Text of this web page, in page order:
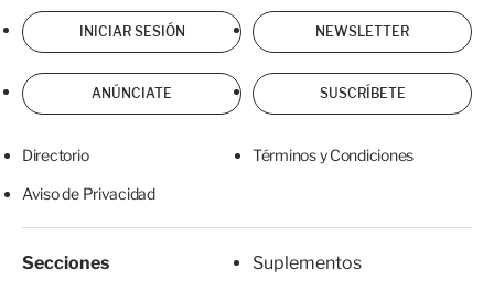
INICIAR SESIÓN NEWSLETTER
ANÚNCIATE SUSCRÍBETE
Directorio Términos y Condiciones
Aviso de Privacidad
Secciones
Suplementos